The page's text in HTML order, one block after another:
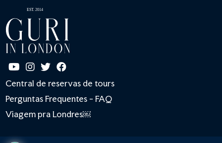
Central de reservas de tours
Perguntas Frequentes - FAQ
Viagem pra Londres￼